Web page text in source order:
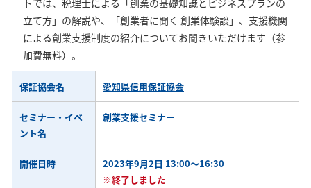
トでは、税理士による「創業の基礎知識とビジネスプランの
立て方」の解説や、「創業者に聞く 創業体験談」、支援機関
による創業支援制度の紹介についてお聞きいただけます（参
加費無料）。
保証協会名 愛知県信用保証協会
セミナー・イベ
ント名
創業支援セミナー
開催日時
2023年9月2日 13:00～16:30
※終了しました